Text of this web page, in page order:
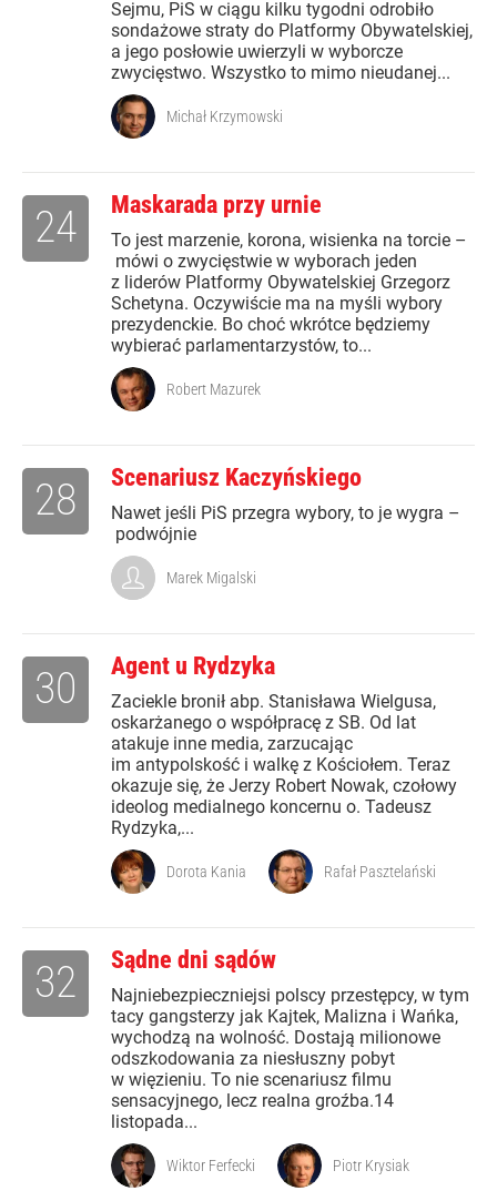
Sejmu, PiS w ciągu kilku tygodni odrobiło
sondażowe straty do Platformy Obywatelskiej,
a jego posłowie uwierzyli w wyborcze
zwycięstwo. Wszystko to mimo nieudanej...
Michał Krzymowski
Maskarada przy urnie
To jest marzenie, korona, wisienka na torcie –
mówi o zwycięstwie w wyborach jeden
z liderów Platformy Obywatelskiej Grzegorz
Schetyna. Oczywiście ma na myśli wybory
prezydenckie. Bo choć wkrótce będziemy
wybierać parlamentarzystów, to...
24
Robert Mazurek
Scenariusz Kaczyńskiego
Nawet jeśli PiS przegra wybory, to je wygra –
podwójnie
28
Marek Migalski
Agent u Rydzyka
Zaciekle bronił abp. Stanisława Wielgusa,
oskarżanego o współpracę z SB. Od lat
atakuje inne media, zarzucając
im antypolskość i walkę z Kościołem. Teraz
okazuje się, że Jerzy Robert Nowak, czołowy
ideolog medialnego koncernu o. Tadeusz
Rydzyka,...
30
Dorota Kania Rafał Pasztelański
Sądne dni sądów
Najniebezpieczniejsi polscy przestępcy, w tym
tacy gangsterzy jak Kajtek, Malizna i Wańka,
wychodzą na wolność. Dostają milionowe
odszkodowania za niesłuszny pobyt
w więzieniu. To nie scenariusz filmu
sensacyjnego, lecz realna groźba.14
listopada...
32
Wiktor Ferfecki Piotr Krysiak